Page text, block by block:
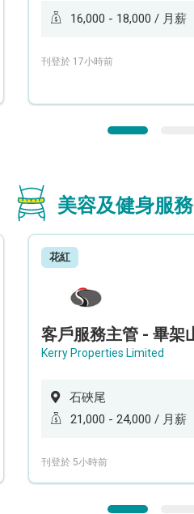
16,000 - 18,000 / 月薪
刊登於 17小時前
美容及健身服務
花紅
Kerry Properties Limited
石硤尾
21,000 - 24,000 / 月薪
刊登於 5小時前